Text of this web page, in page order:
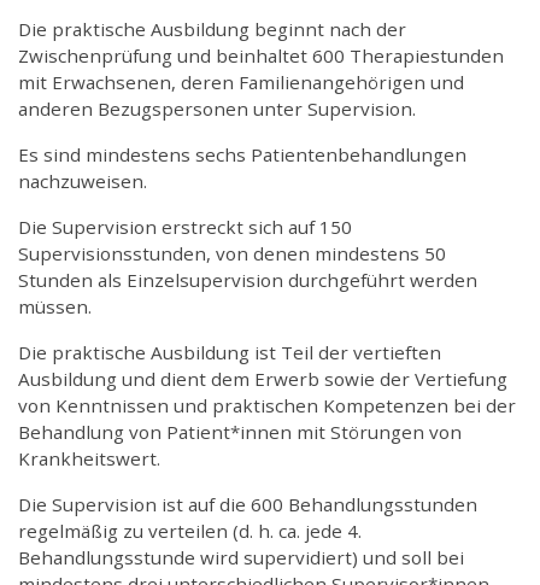
Die praktische Ausbildung beginnt nach der
Zwischenprüfung und beinhaltet 600 Therapiestunden
mit Erwachsenen, deren Familienangehörigen und
anderen Bezugspersonen unter Supervision.
Es sind mindestens sechs Patientenbehandlungen
nachzuweisen.
Die Supervision erstreckt sich auf 150
Supervisionsstunden, von denen mindestens 50
Stunden als Einzelsupervision durchgeführt werden
müssen.
Die praktische Ausbildung ist Teil der vertieften
Ausbildung und dient dem Erwerb sowie der Vertiefung
von Kenntnissen und praktischen Kompetenzen bei der
Behandlung von Patient*innen mit Störungen von
Krankheitswert.
Die Supervision ist auf die 600 Behandlungsstunden
regelmäßig zu verteilen (d. h. ca. jede 4.
Behandlungsstunde wird supervidiert) und soll bei